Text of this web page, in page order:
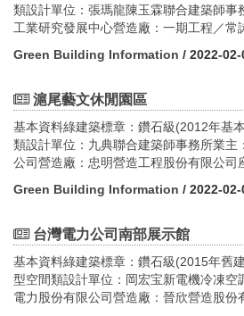
類設計單位：張瑪龍陳玉霖聯合建築師事
工業研究發展中心營造廠：一期工程
朝仁路55號GPS座標：
層基地面積：17,483.00平方公尺建築面
間：2015.6-2017.8
Green Building Information / 2022-02-
滬尾藝文休閒園區
基本資料綠建築標章：鑽石級(2012年基
類設計單位：九典聯合建築師事務所業主
公司營造廠：忠明營造工程股份有限公司
121.4285938053515構造：鋼骨鋼筋混凝
12,456.39平方公尺建蔽率：57.74%容積
Green Building Information / 2022-02-
台灣電力公司南部展示館
基本資料綠建築標章：鑽石級(2015年舊
型空間類設計單位：岡宏宝新電機冷凍空
電力股份有限公司營造廠：晉欣營造股份